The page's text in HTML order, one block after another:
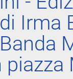
Irma